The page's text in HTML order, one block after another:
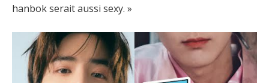
hanbok serait aussi sexy. »